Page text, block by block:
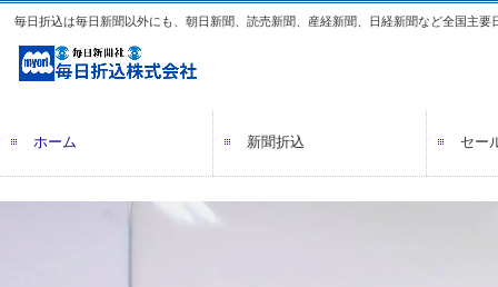
毎日折込は毎日新聞以外にも、朝日新聞、読売新聞、産経新聞、日経新聞など全国主
ホーム 新聞折込
毎日折込の強み
新聞折込料金表・配布枚数表
休刊日カレンダー
配送センター
飲食店向けパッケージ
地域密着集客支援プロジェクト
セー
チラ
ポス
デザ